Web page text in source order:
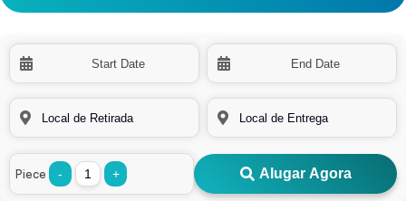
Piece - + Alugar Agora